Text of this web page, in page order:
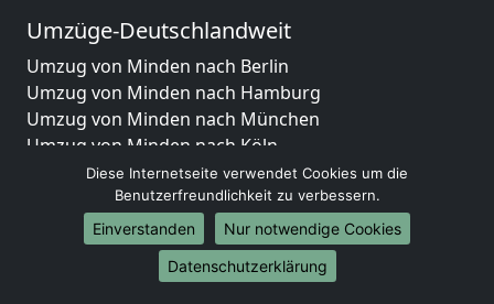
Umzüge-Deutschlandweit
Umzug von Minden nach Berlin
Umzug von Minden nach Hamburg
Umzug von Minden nach München
Umzug von Minden nach Köln
Umzug von Minden nach Frankfurt am Main
Umzug von Minden nach Stuttgart
Umzug von Minden nach Düsseldorf
Umzug von Minden nach Leipzig
Umzug von Minden nach Dortmund
Diese Internetseite verwendet Cookies um die
Benutzerfreundlichkeit zu verbessern.
Einverstanden
Nur notwendige Cookies
Datenschutzerklärung